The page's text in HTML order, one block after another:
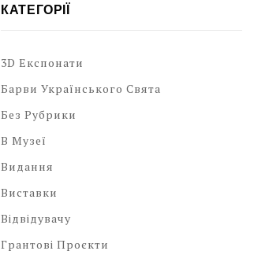
КАТЕГОРІЇ
3D Експонати
Барви Українського Свята
Без Рубрики
В Музеї
Видання
Виставки
Відвідувачу
Грантові Проєкти